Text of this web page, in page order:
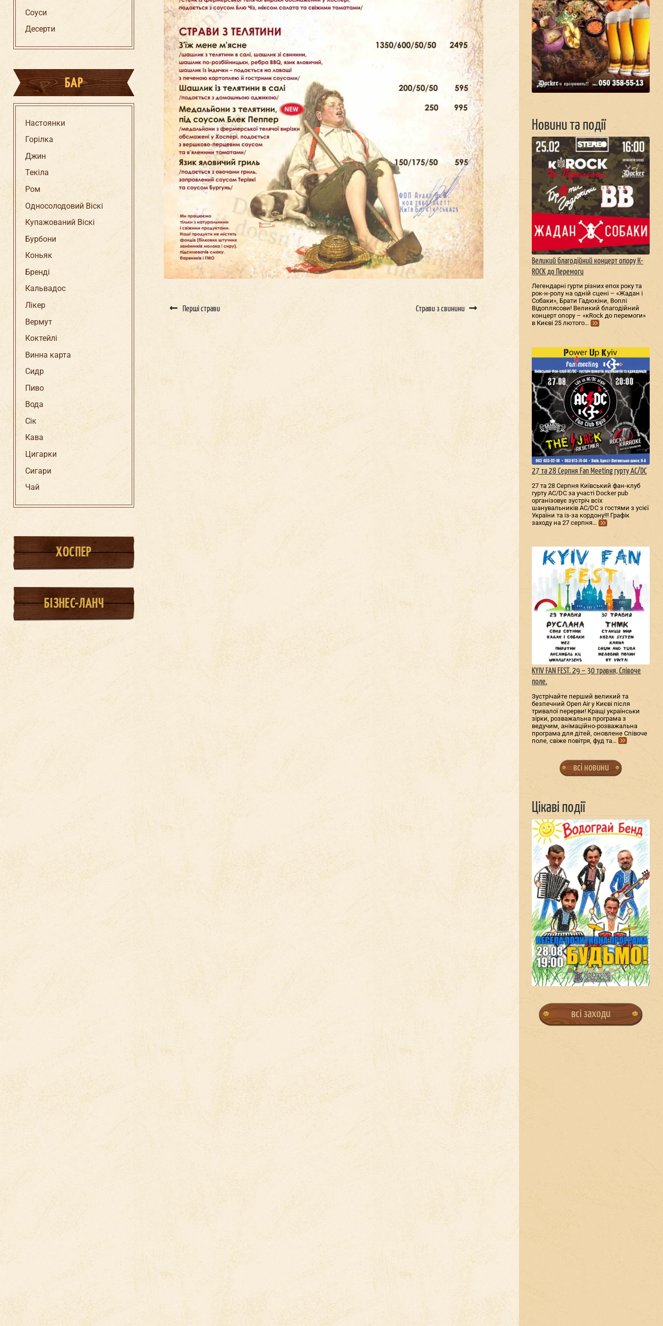
Соуси
Десерти
БАР
Настоянки
Горілка
Джин
Текіла
Ром
Односолодовий Віскі
Купажований Віскі
Бурбони
Коньяк
Бренді
Кальвадос
Лікер
Вермут
Коктейлі
Винна карта
Сидр
Пиво
Вода
Сік
Кава
Цигарки
Сигари
Чай
ХОСПЕР
БІЗНЕС-ЛАНЧ
Перші страви Страви з свинини
Новини та події
Великий благодійний концерт опору К-
ROCK до Перемоги
Легендарні гурти різних епох року та
рок-н-ролу на одній сцені – «Жадан і
Собаки», Брати Гадюкіни, Воплі
Відоплясови! Великий благодійний
концерт опору – «кRock до перемоги»
в Києві 25 лютого…
27 та 28 Серпня Fan Meeting гурту AC/DС
27 та 28 Серпня Київський фан-клуб
гурту AC/DС за участі Docker pub
організовує зустріч всіх
шанувальників AC/DС з гостями з усієї
України та із-за кордону!!! Графік
заходу на 27 серпня…
KYIV FAN FEST. 29 – 30 травня, Співоче
поле.
Зустрічайте перший великий та
безпечний Open Air у Києві після
тривалої перерви! Кращі українськи
зірки, розважальна програма з
ведучим, анімаційно-розважальна
програма для дітей, оновлене Співоче
поле, свіже повітря, фуд та…
всі новини
Цікаві події
всі заходи